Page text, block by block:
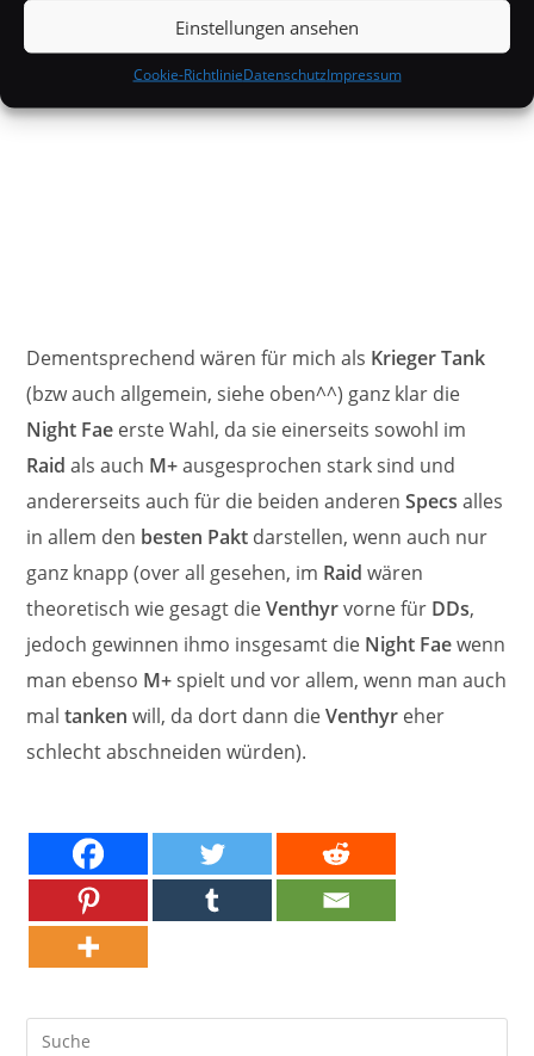
Einstellungen ansehen
Cookie-RichtlinieDatenschutzImpressum
Dementsprechend wären für mich als Krieger Tank
(bzw auch allgemein, siehe oben^^) ganz klar die
Night Fae erste Wahl, da sie einerseits sowohl im
Raid als auch M+ausgesprochen stark sind und
andererseits auch für die beiden anderenSpecs alles
in allem den besten Pakt darstellen, wenn auch nur
ganz knapp (over all gesehen, im Raid wären
theoretisch wie gesagt dieVenthyrvorne für DDs,
jedoch gewinnen ihmo insgesamt die Night Faewenn
man ebenso M+spielt und vor allem, wenn man auch
maltanken will, da dort dann dieVenthyr eher
schlecht abschneiden würden).